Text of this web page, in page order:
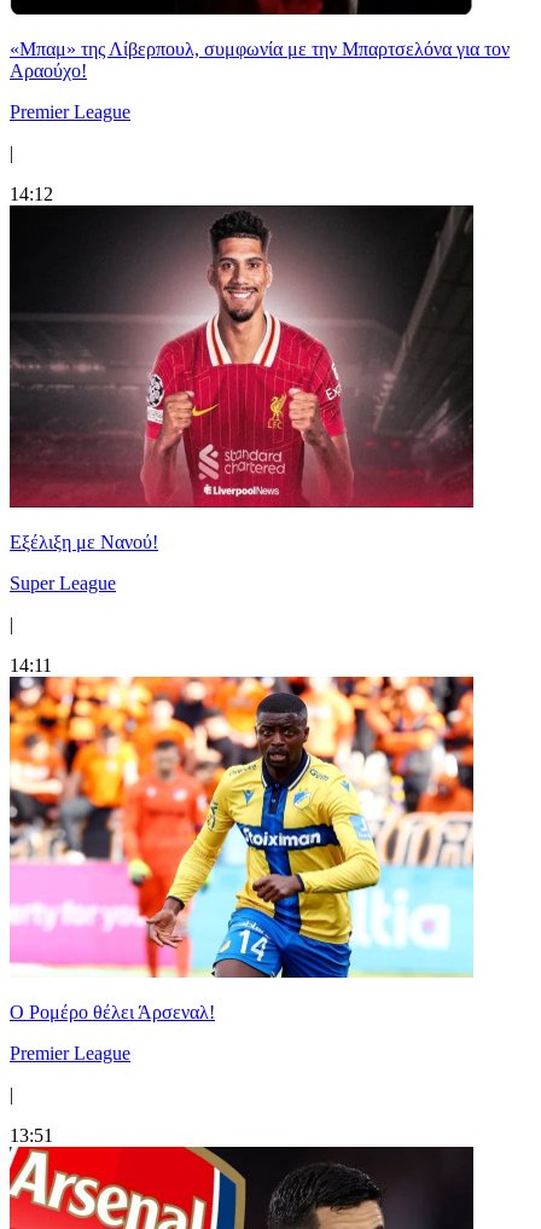
«Μπαμ» της Λίβερπουλ, συμφωνία με την Μπαρτσελόνα για τον
Αραούχο!
Premier League
|
14:12
Εξέλιξη με Νανού!
Super League
|
14:11
Ο Ρομέρο θέλει Άρσεναλ!
Premier League
|
13:51